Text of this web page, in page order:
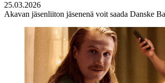
25.03.2026
Akavan jäsenliiton jäsenenä voit saada Danske